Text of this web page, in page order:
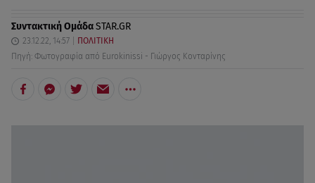
Συντακτική ΟμάδαSTAR.GR
23.12.22, 14:57
ΠΟΛΙΤΙΚΗ
Πηγή: Φωτογραφία από Eurokinissi - Γιώργος Κονταρίνης